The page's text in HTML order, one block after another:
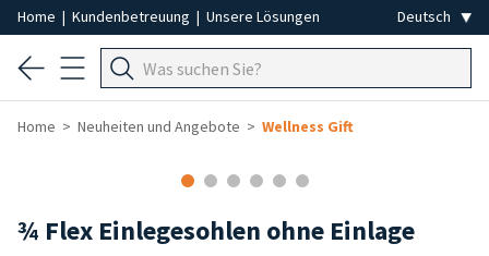
Home | Kundenbetreuung | Unsere Lösungen
Home Neuheiten und Angebote Wellness Gift
¾ Flex Einlegesohlen ohne Einlage